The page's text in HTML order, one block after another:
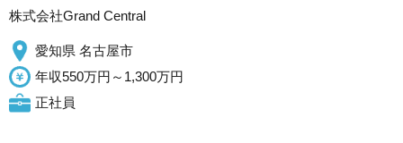
株式会社Grand Central
愛知県 名古屋市
年収550万円～1,300万円
正社員